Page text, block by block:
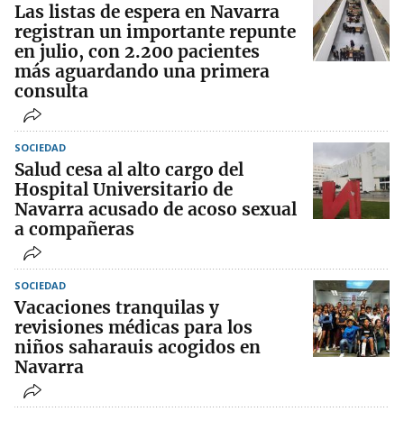
Las listas de espera en Navarra
registran un importante repunte
en julio, con 2.200 pacientes
más aguardando una primera
consulta
SOCIEDAD
Salud cesa al alto cargo del
Hospital Universitario de
Navarra acusado de acoso sexual
a compañeras
SOCIEDAD
Vacaciones tranquilas y
revisiones médicas para los
niños saharauis acogidos en
Navarra